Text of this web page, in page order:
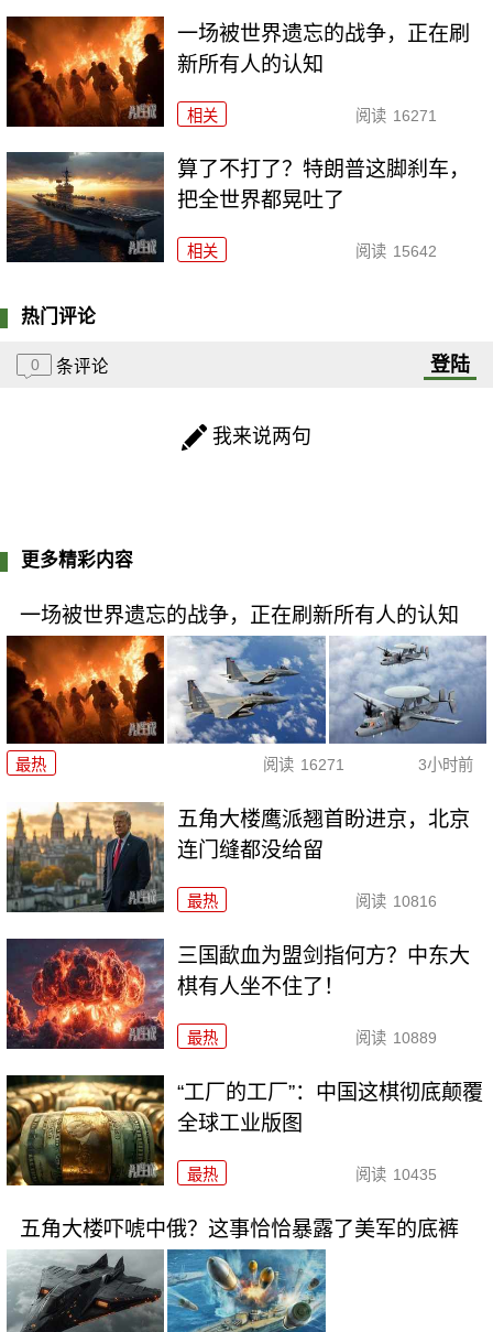
一场被世界遗忘的战争，正在刷
新所有人的认知
相关 阅读 16271
算了不打了？特朗普这脚刹车，
把全世界都晃吐了
相关 阅读 15642
热门评论
0 条评论 登陆
我来说两句
更多精彩内容
一场被世界遗忘的战争，正在刷新所有人的认知
最热 阅读 16271 3小时前
五角大楼鹰派翘首盼进京，北京
连门缝都没给留
最热 阅读 10816
三国歃血为盟剑指何方？中东大
棋有人坐不住了！
最热 阅读 10889
“工厂的工厂”：中国这棋彻底颠覆
全球工业版图
最热 阅读 10435
五角大楼吓唬中俄？这事恰恰暴露了美军的底裤